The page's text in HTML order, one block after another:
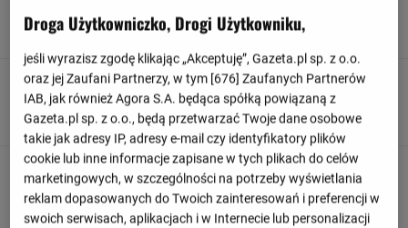
dośrodkowanie skierowane w pole karne.
90+ 2'
FC Twente rozpoczyna kontratak.
90+ 2'
Daan Rots wygrywa pojedynek i zdobywa piłkę dla swojej
Droga Użytkowniczko, Drogi Użytkowniku,
jeśli wyrazisz zgodę klikając „Akceptuję”, Gazeta.pl sp. z o.o.
oraz jej Zaufani Partnerzy, w tym [676] Zaufanych Partnerów
IAB, jak również Agora S.A. będąca spółką powiązaną z
Gazeta.pl sp. z o.o., będą przetwarzać Twoje dane osobowe
takie jak adresy IP, adresy e-mail czy identyfikatory plików
cookie lub inne informacje zapisane w tych plikach do celów
marketingowych, w szczególności na potrzeby wyświetlania
reklam dopasowanych do Twoich zainteresowań i preferencji w
swoich serwisach, aplikacjach i w Internecie lub personalizacji